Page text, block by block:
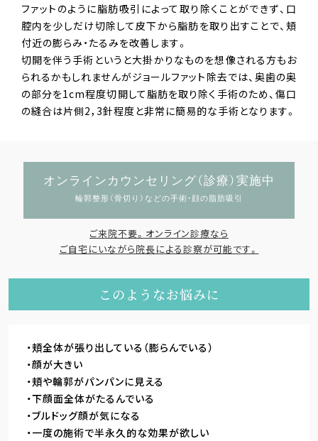
ファットのように脂肪吸引によって取り除くことができず、口
腔内を少しだけ切除して皮下から脂肪を取り出すことで、頬
付近の膨らみ・たるみを改善します。
切開を伴う手術というと大掛かりなものを想像される方もお
られるかもしれませんがジョールファット除去では、奥歯の奥
の部分を1cm程度切開して脂肪を取り除く手術のため、傷口
の縫合は片側2，3針程度と非常に簡易的な手術となります。
オンラインカウンセリング（診療）実施中
輪郭整形（骨切り）などの手術・顔の脂肪吸引
ご来院不要。オンライン診療なら
ご自宅にいながら院長による診察が可能です。
このようなお悩みに
頬全体が張り出している（膨らんでいる）
顔が大きい
頬や輪郭がパンパンに見える
下顔面全体がたるんでいる
ブルドッグ顔が気になる
一度の施術で半永久的な効果が欲しい